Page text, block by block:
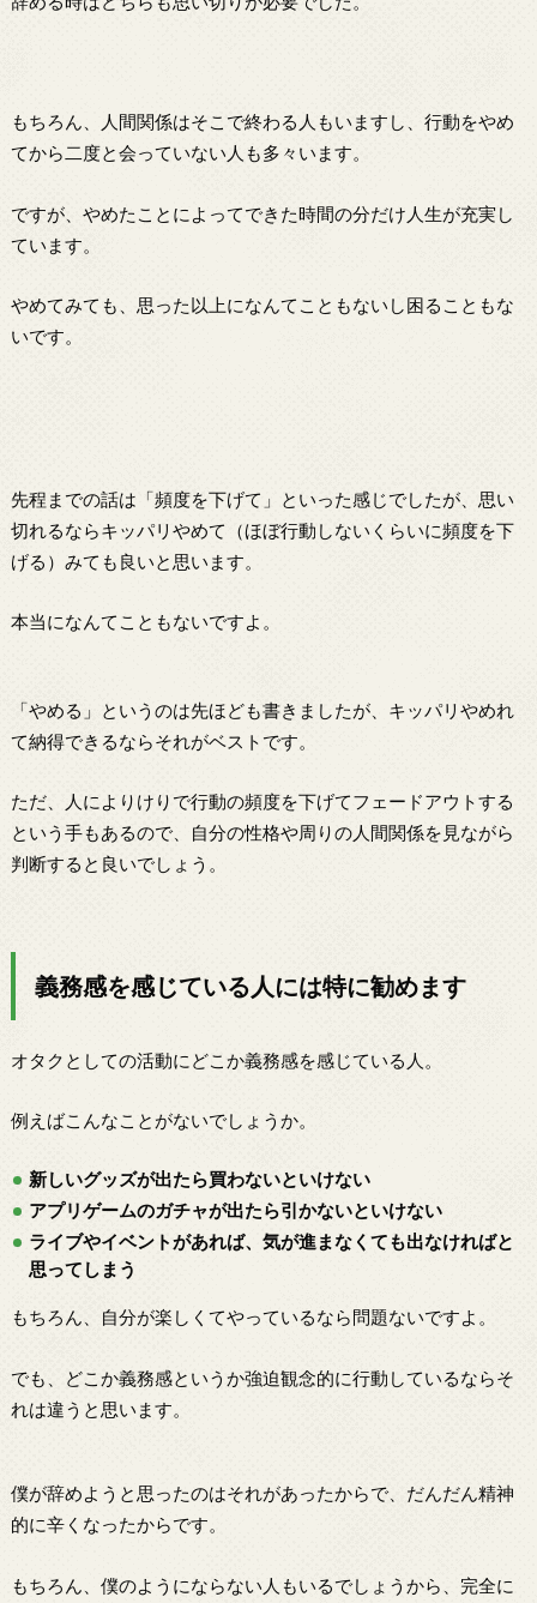
もちろん、人間関係はそこで終わる人もいますし、行動をやめ
てから二度と会っていない人も多々います。
ですが、やめたことによってできた時間の分だけ人生が充実し
ています。
やめてみても、思った以上になんてこともないし困ることもな
いです。
先程までの話は「頻度を下げて」といった感じでしたが、思い
切れるならキッパリやめて（ほぼ行動しないくらいに頻度を下
げる）みても良いと思います。
本当になんてこともないですよ。
「やめる」というのは先ほども書きましたが、キッパリやめれ
て納得できるならそれがベストです。
ただ、人によりけりで行動の頻度を下げてフェードアウトする
という手もあるので、自分の性格や周りの人間関係を見ながら
判断すると良いでしょう。
義務感を感じている人には特に勧めます
オタクとしての活動にどこか義務感を感じている人。
例えばこんなことがないでしょうか。
新しいグッズが出たら買わないといけない
アプリゲームのガチャが出たら引かないといけない
ライブやイベントがあれば、気が進まなくても出なければと
思ってしまう
もちろん、自分が楽しくてやっているなら問題ないですよ。
でも、どこか義務感というか強迫観念的に行動しているならそ
れは違うと思います。
僕が辞めようと思ったのはそれがあったからで、だんだん精神
的に辛くなったからです。
もちろん、僕のようにならない人もいるでしょうから、完全に